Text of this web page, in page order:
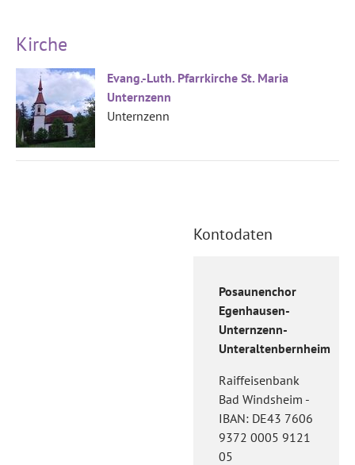
Kirche
Evang.-Luth. Pfarrkirche St. Maria
Unternzenn
Unternzenn
Kontodaten
Posaunenchor
Egenhausen-
Unternzenn-
Unteraltenbernheim
Raiffeisenbank
Bad Windsheim -
IBAN: DE43 7606
9372 0005 9121
05